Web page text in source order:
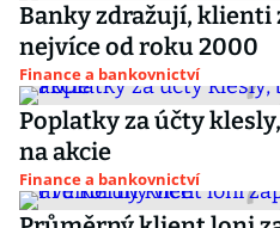
Banky zdražují, klienti
nejvíce od roku 2000
Finance a bankovnictví
Poplatky za účty
na akcie
Finance a bankovnictví